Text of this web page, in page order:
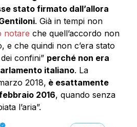
stato firmato dall’allora
. Già in tempi non
notare che quell’accordo non
e che quindi non c’era stato
confini” perché non era
italiano. La
2018, è esattamente
2016, quando senza
l’aria”.